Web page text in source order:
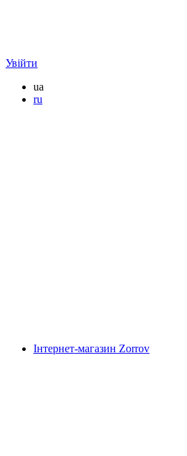
Увійти
ua
ru
Інтернет-магазин Zorrov